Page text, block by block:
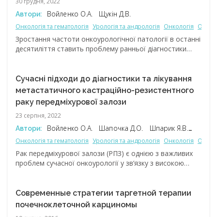
Автори: Войленко О.А. Щукін Д.В.
Онкологія та гематологія Урологія та андрологія Онкологія
Зростання частоти онкоурологічної патології в останні
десятиліття ставить проблему ранньої діагностики
медицини. Одне з найбільш актуальних питань
онкоурології – рак передміхурової залози (РПЗ), який є
найпоширенішим типом раку у чоловіків (частота сягає
25%). Незважаючи на значне удосконалення
алгоритмів діагностики та лікування РПЗ, досі
не вирішена проблема його несвоєчасного виявлення,
стадіях, при яких варіанти й можливості лікування
обмежені.
Сучасні підходи до діагностики та лікування
метастатичного кастраційно-резистентного
раку передміхурової залози
23 серпня, 2022
Автори: Войленко О.А. Шапочка Д.О.
Шпарик Я.В.
Щукін Д.В.
Онкологія та гематологія Урологія та андрологія Онкологія
Рак передміхурової залози (РПЗ) є однією з важливих
проблем сучасної онкоурології у зв’язку з високою
захворювання. Останні досягнення в діагностиці
та лікуванні РПЗ були представлені 23 червня
провідними вітчизняними фахівцями у рамках науково-
Современные стратегии таргетной терапии
почечноклеточной карциномы